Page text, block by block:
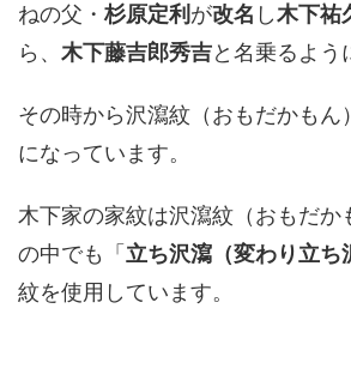
ねの父・杉原定利 が改名 し木下祐
ら、 木下藤吉郎秀吉と名乗るよう
その時から沢瀉紋（おもだかもん
になっています。
木下家の家紋は沢瀉紋（おもだか
の中でも「 立ち沢瀉（変わり立ち
紋を使用しています。